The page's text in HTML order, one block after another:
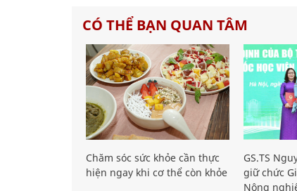
CÓ THỂ BẠN QUAN TÂM
Chăm sóc sức khỏe cần thực
hiện ngay khi cơ thể còn khỏe
GS.TS
giữ chức
Nông